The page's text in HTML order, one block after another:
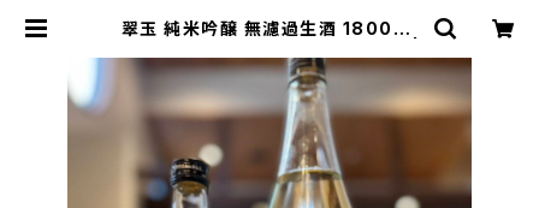
翠玉 純米吟醸 無濾過生酒 1800ml
【BASE公式】福原酒店｜創業1928
年・広島の日本酒・限定酒を全国通販